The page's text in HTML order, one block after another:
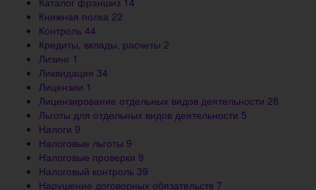
Книжная полка 22
Контроль 44
Кредиты, вклады, расчеты 2
Лизинг 1
Ликвидация 34
Лицензии 1
Лицензирование отдельных видов деятельности 28
Льготы для отдельных видов деятельности 5
Налоги 9
Налоговые льготы 9
Налоговые проверки 9
Налоговый контроль 39
Нарушение договорных обязательств 7